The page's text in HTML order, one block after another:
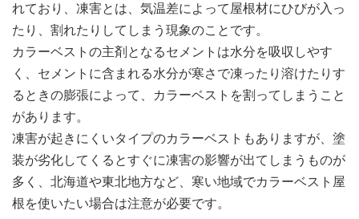
れており、凍害とは、気温差によって屋根材にひびが入っ
たり、割れたりしてしまう現象のことです。
カラーベストの主剤となるセメントは水分を吸収しやす
く、セメントに含まれる水分が寒さで凍ったり溶けたりす
るときの膨張によって、カラーベストを割ってしまうこと
があります。
凍害が起きにくいタイプのカラーベストもありますが、塗
装が劣化してくるとすぐに凍害の影響が出てしまうものが
多く、北海道や東北地方など、寒い地域でカラーベスト屋
根を使いたい場合は注意が必要です。